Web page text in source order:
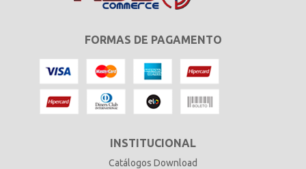
FORMAS DE PAGAMENTO
INSTITUCIONAL
Catálogos Download